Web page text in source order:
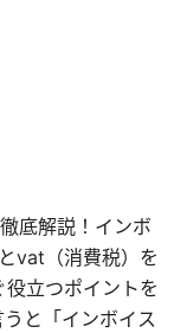
底解説！インボ
vat（消費税）を
立つポイントを
と「インボイス